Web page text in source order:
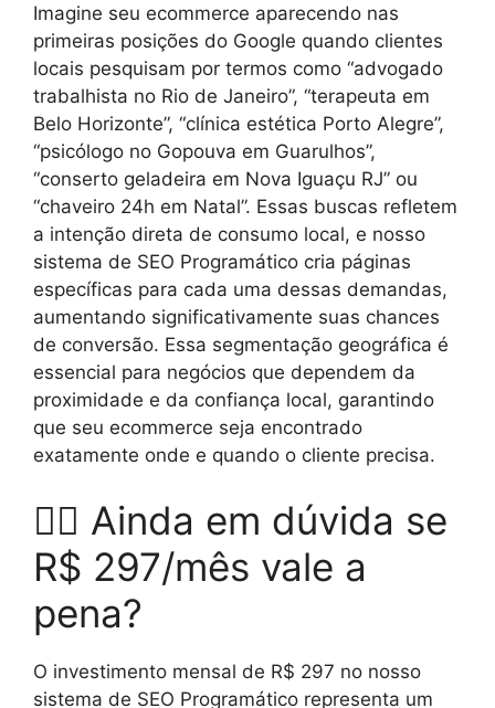
Imagine seu ecommerce aparecendo nas
primeiras posições do Google quando clientes
locais pesquisam por termos como “advogado
trabalhista no Rio de Janeiro”, “terapeuta em
Belo Horizonte”, “clínica estética Porto Alegre”,
“psicólogo no Gopouva em Guarulhos”,
“conserto geladeira em Nova Iguaçu RJ” ou
“chaveiro 24h em Natal”. Essas buscas refletem
a intenção direta de consumo local, e nosso
sistema de SEO Programático cria páginas
específicas para cada uma dessas demandas,
aumentando significativamente suas chances
de conversão. Essa segmentação geográfica é
essencial para negócios que dependem da
proximidade e da confiança local, garantindo
que seu ecommerce seja encontrado
exatamente onde e quando o cliente precisa.
🤷‍♂️ Ainda em dúvida se
R$ 297/mês vale a
pena?
O investimento mensal de R$ 297 no nosso
sistema de SEO Programático representa um